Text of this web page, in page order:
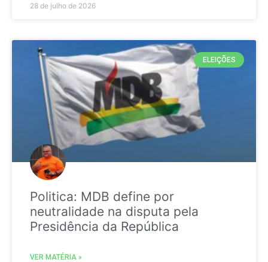
28 de julho de 2026
ELEIÇÕES
Politica: MDB define por
neutralidade na disputa pela
Presidência da República
VER MATÉRIA »